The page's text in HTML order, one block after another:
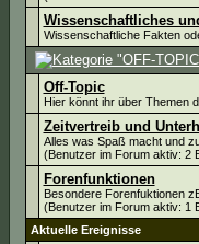
Wissenschaftliches
Wissenschaftliche Fakten
Off-Topic
Hier könnt ihr über Themen
Zeitvertreib und
Alles was Spaß macht und
(Benutzer im Forum aktiv: 2
Forenfunktionen
Besondere Forenfuktionen
(Benutzer im Forum aktiv: 1
Aktuelle Ereignisse